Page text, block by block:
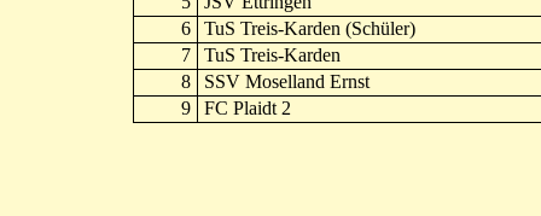
6
TuS Treis-Karden (Schüler)
7
TuS Treis-Karden
8
SSV Moselland Ernst
9
FC Plaidt 2